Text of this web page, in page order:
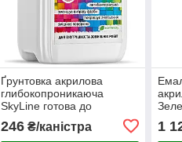
Ґрунтовка акрилова
глибокопроникаюча
SkyLine готова до
246₴/каністра
для
1